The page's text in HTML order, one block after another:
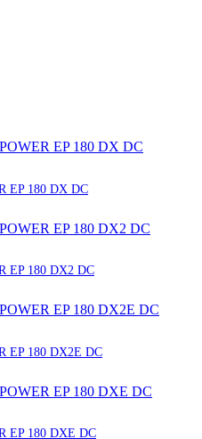
EP 180 DX DC
EP 180 DX2 DC
EP 180 DX2E DC
EP 180 DXE DC